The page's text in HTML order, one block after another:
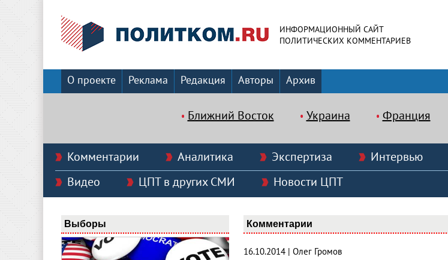
ИНФОРМАЦИОННЫЙ САЙТ
ПОЛИТИЧЕСКИХ КОММЕНТАРИЕВ
О проекте Реклама Редакция Авторы Архив
Ближний Восток Украина Франция
Комментарии Аналитика Экспертиза Интервью
Видео
ЦПТ в других СМИ Новости ЦПТ
Выборы Комментарии
16.10.2014 | Олег Громов